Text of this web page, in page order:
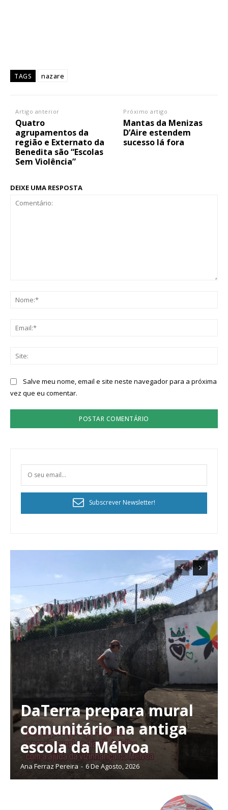
Planos de Assinatura
Faça-se assinante do Região de Cister e ajude-nos a manter este serviço
público!
Sendo assinante terá acesso a todos os conteúdos exclusivos e versões
digitais.
Escolha o plano de assinatura desejado:
ASSINATURA
IMPRESSA
TAGS nazare
Artigo anterior
Quatro
agrupamentos da
região e Externato da
Benedita são “Escolas
Sem Violência”
Próximo artigo
Mantas da Menizas
D’Aire estendem
sucesso lá fora
DEIXE UMA RESPOSTA
Salve meu nome, email e site neste navegador para a próxima
vez que eu comentar.
Subscrever Newsletter!
DaTerra prepara mural
comunitário na antiga
escola da Mélvoa
Ana Ferraz Pereira - 6 De Agosto, 2026